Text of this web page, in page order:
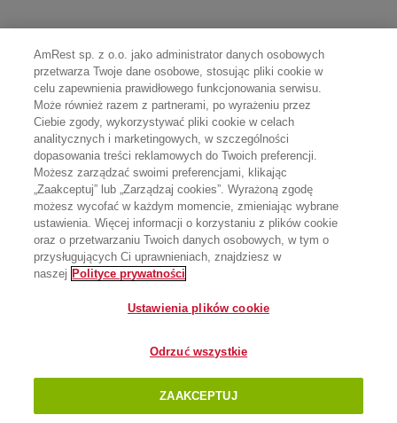
AmRest sp. z o.o. jako administrator danych osobowych
przetwarza Twoje dane osobowe, stosując pliki cookie w
celu zapewnienia prawidłowego funkcjonowania serwisu.
Może również razem z partnerami, po wyrażeniu przez
Ciebie zgody, wykorzystywać pliki cookie w celach
analitycznych i marketingowych, w szczególności
dopasowania treści reklamowych do Twoich preferencji.
Możesz zarządzać swoimi preferencjami, klikając
„Zaakceptuj” lub „Zarządzaj cookies”. Wyrażoną zgodę
możesz wycofać w każdym momencie, zmieniając wybrane
ustawienia. Więcej informacji o korzystaniu z plików cookie
oraz o przetwarzaniu Twoich danych osobowych, w tym o
przysługujących Ci uprawnieniach, znajdziesz w
naszej Polityce prywatności
Ustawienia plików cookie
Odrzuć wszystkie
ZAAKCEPTUJ